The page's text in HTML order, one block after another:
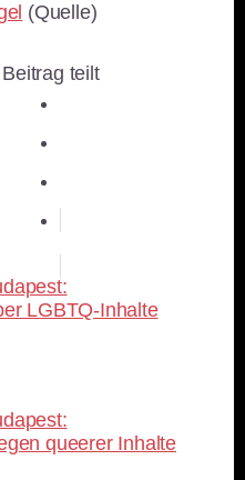
(Quelle)
teilt
LGBTQ-Inhalte
queerer Inhalte